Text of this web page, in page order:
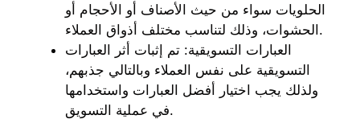
الحلويات سواء من حيث الأصناف أو الأحجام أو
الحشوات، وذلك لتناسب مختلف أذواق العملاء.
العبارات التسويقية: تم إثبات أثر العبارات
التسويقية على نفس العملاء وبالتالي جذبهم،
ولذلك يجب اختيار أفضل العبارات واستخدامها
في عملية التسويق.